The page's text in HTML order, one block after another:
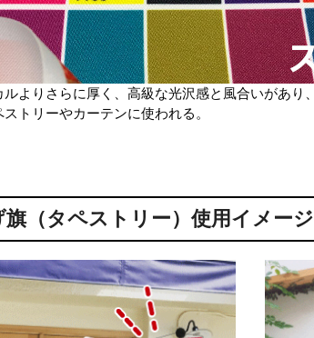
よりさらに厚く、高級な光沢感と風合いがあり、
トリーやカーテンに使われる。
旗（タペストリー）使用イメージ